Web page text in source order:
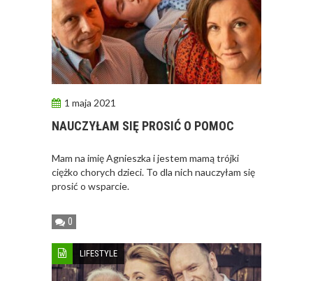
1 maja 2021
NAUCZYŁAM SIĘ PROSIĆ O POMOC
Mam na imię Agnieszka i jestem mamą trójki
ciężko chorych dzieci. To dla nich nauczyłam się
prosić o wsparcie.
0
LIFESTYLE